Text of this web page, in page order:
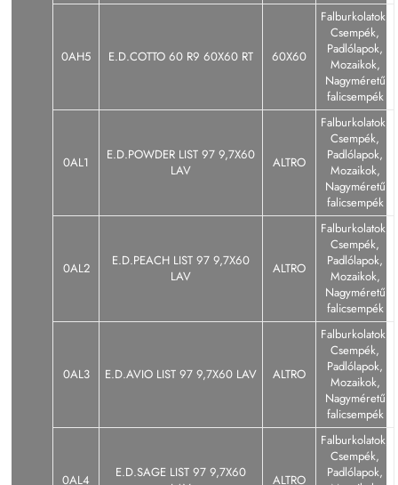
0AH5 E.D.COTTO 60 R9 60X60 RT 60X60
Falburkolatok,
Csempék,
Padlólapok,
Mozaikok,
Nagyméretű
falicsempék
0AL1
E.D.POWDER LIST 97 9,7X60
LAV
ALTRO
Falburkolatok,
Csempék,
Padlólapok,
Mozaikok,
Nagyméretű
falicsempék
0AL2
E.D.PEACH LIST 97 9,7X60
LAV
ALTRO
Falburkolatok,
Csempék,
Padlólapok,
Mozaikok,
Nagyméretű
falicsempék
0AL3 E.D.AVIO LIST 97 9,7X60 LAV ALTRO
Falburkolatok,
Csempék,
Padlólapok,
Mozaikok,
Nagyméretű
falicsempék
0AL4
E.D.SAGE LIST 97 9,7X60
ALTRO
Falburkolatok,
Csempék,
Padlólapok,